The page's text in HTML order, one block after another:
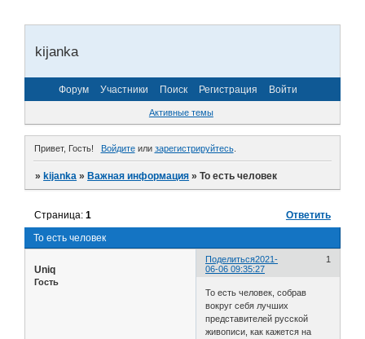
kijanka
Форум Участники Поиск Регистрация Войти
Активные темы
Привет, Гость! Войдитеили зарегистрируйтесь.
»kijanka »Важная информация »То есть человек
То есть человек
Страница:1 Ответить
Поделиться 1
2021-
06-06 09:35:27
Uniq
Гость
То есть человек, собрав
вокруг себя лучших
представителей русской
живописи, как кажется на